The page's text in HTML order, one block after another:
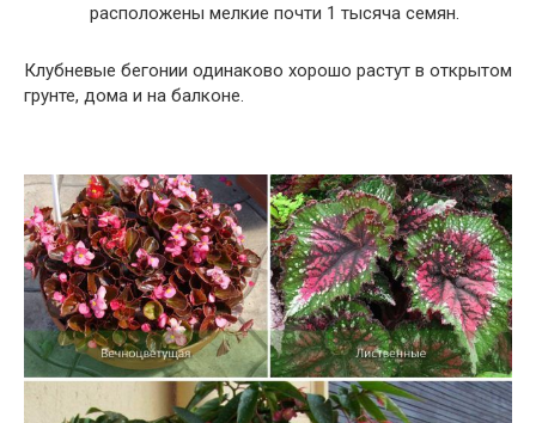
расположены мелкие почти 1 тысяча семян.
Клубневые бегонии одинаково хорошо растут в открытом
грунте, дома и на балконе.